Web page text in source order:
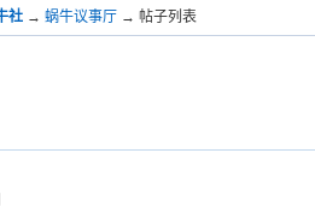
社 → 蜗牛议事厅 → 帖子列表